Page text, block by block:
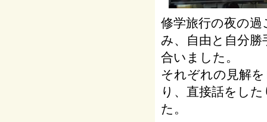
修学旅行の夜の
み、自由と自分
合いました。
それぞれの見解
り、直接話をし
た。